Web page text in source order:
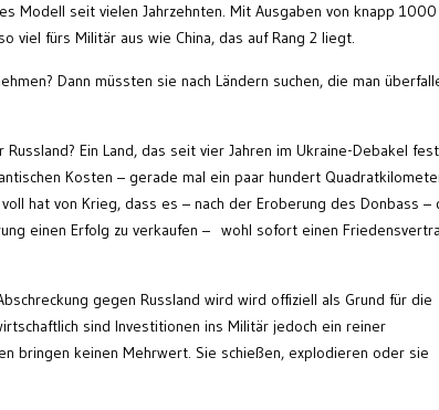
Modell seit vielen Jahrzehnten. Mit Ausgaben von knapp 1000
viel fürs Militär aus wie China, das auf Rang 2 liegt.
Dann müssten sie nach Ländern suchen, die man
Ein Land, das seit vier Jahren im Ukraine-Debakel fest
Kosten – gerade mal ein paar hundert
hat von Krieg, dass es – nach der Eroberung des Donbass –
einen Erfolg zu verkaufen – wohl sofort einen
gegen Russland wird wird offiziell als Grund für die
sind Investitionen ins Militär jedoch ein reiner
bringen keinen Mehrwert. Sie schießen, explodieren oder sie